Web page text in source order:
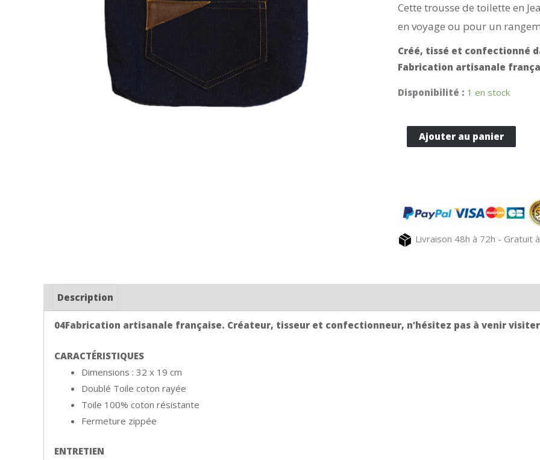
Cette trousse de toilette en
en voyage ou pour un
Créé, tissé et confectionné
Fabrication artisanale
Disponibilité : 1 en stock
quantité
de
Jeans
bleu
et
Ajouter au panier
Livraison 48h à 72h - Gratuit
Description
04Fabrication artisanale française. Créateur, tisseur et confectionneur, n’hésitez pas à venir
CARACTÉRISTIQUES
Dimensions : 32 x 19 cm
Doublé Toile coton rayée
Toile 100% coton résistante
Fermeture zippée
ENTRETIEN